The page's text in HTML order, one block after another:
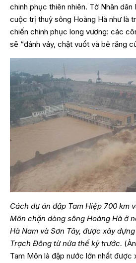
chinh phục thiên nhiên. Tờ Nhân
cuộc trị thuỷ sông Hoàng Hà như là
chiến chinh phục long vương: các
sẽ “đánh vảy, chặt vuốt và bẻ răng
Cách dự án đập Tam Hiệp 700 km
Môn chặn dòng sông Hoàng Hà ở
Hà Nam và Sơn Tây, được xây
Trạch Đông từ nửa thế kỷ trước.
Tam Môn là đập nước lớn nhất được